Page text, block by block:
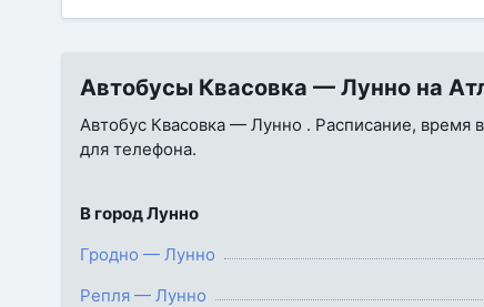
Автобусы Квасовка — Лунно на
Автобус Квасовка — Лунно . Расписание, время
для телефона.
В город Лунно
Гродно — Лунно
Репля — Лунно